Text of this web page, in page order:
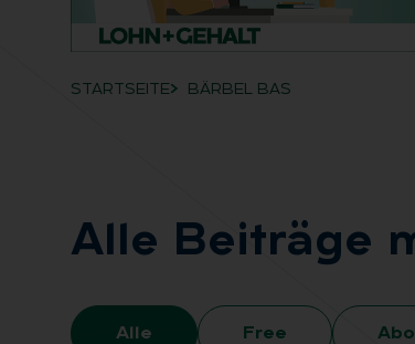
Breadcrumb-Navigation
STARTSEITE BÄRBEL BAS
Alle Bei­trä­ge
Alle Free Abo